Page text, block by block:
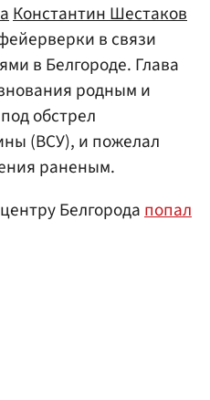
Константин Шестаков
в связи
в Белгороде. Глава
родным и
обстрел
(ВСУ), и пожелал
раненым.
Белгородапопал